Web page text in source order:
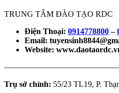
TRUNG TÂM ĐÀO TẠO RDC
Điện Thoại: 0914778800–
Email:
Website:
Trụ sở chính: 55/23 TL19, P.